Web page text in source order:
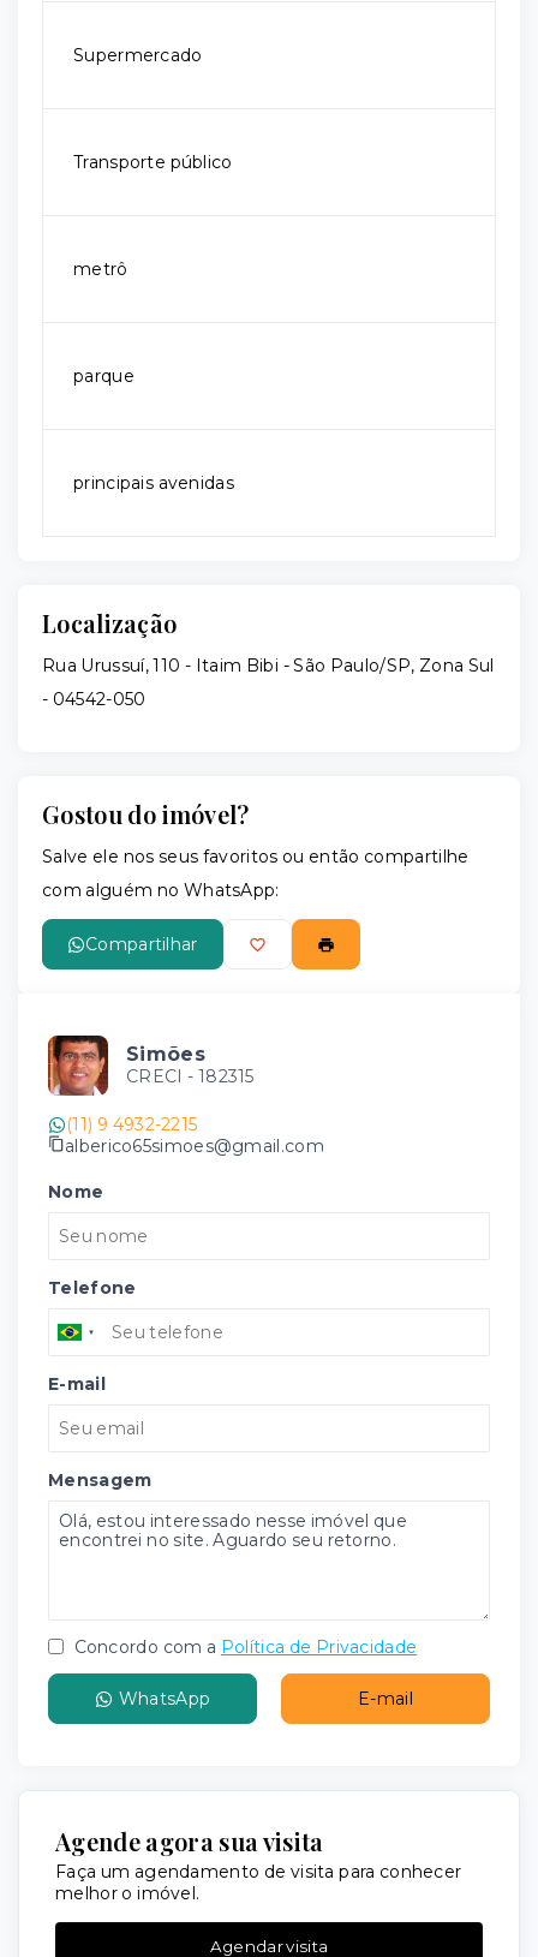
Supermercado
Transporte público
metrô
parque
principais avenidas
Localização
Rua Urussuí, 110 - Itaim Bibi - São Paulo/SP, Zona Sul
- 04542-050
Gostou do imóvel?
Salve ele nos seus favoritos ou então compartilhe
com alguém no WhatsApp:
Compartilhar
Simões
CRECI - 182315
(11) 9 4932-2215
alberico65simoes@gmail.com
Nome
Telefone
E-mail
Mensagem
Concordo com a Política de Privacidade
WhatsApp E-mail
Agende agora sua visita
Faça um agendamento de visita para conhecer
melhor o imóvel.
Agendar visita